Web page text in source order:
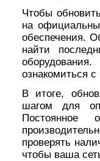
Чтобы
на
обеспечения.
найти
ознакомиться
В итоге,
шагом для
Постоянное
проверять
чтобы ваша